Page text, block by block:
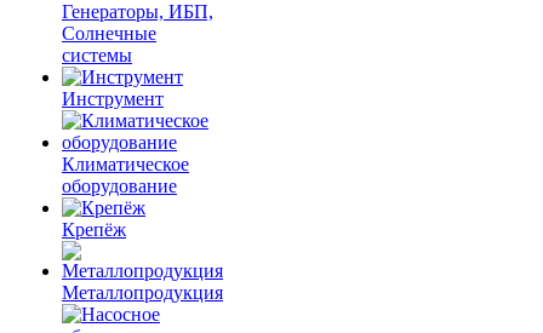
Генераторы, ИБП,
Солнечные
системы
Инструмент
Климатическое
оборудование
Крепёж
Металлопродукция